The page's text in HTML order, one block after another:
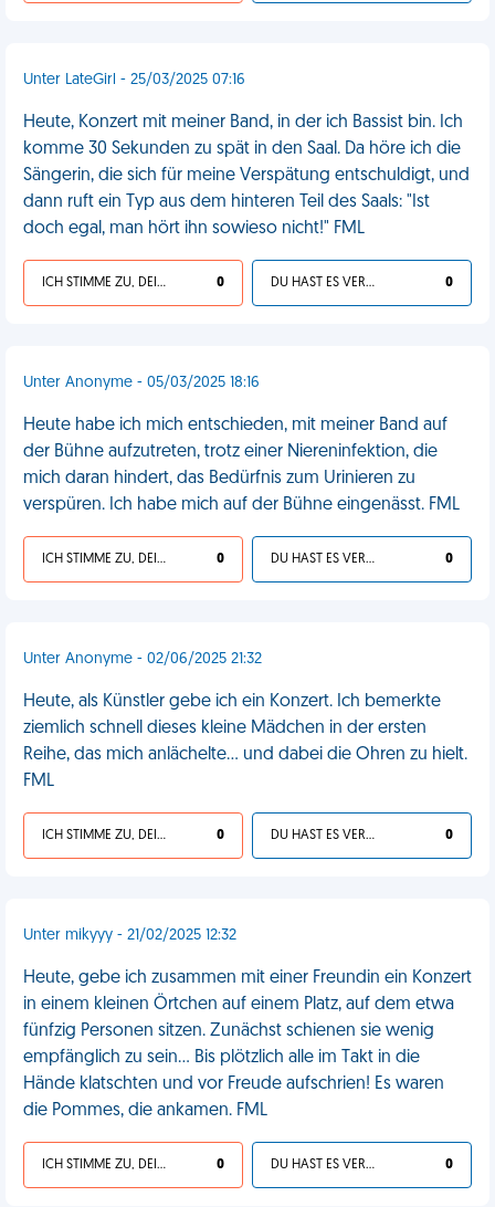
Unter LateGirl - 25/03/2025 07:16
Heute, Konzert mit meiner Band, in der ich Bassist bin. Ich
komme 30 Sekunden zu spät in den Saal. Da höre ich die
Sängerin, die sich für meine Verspätung entschuldigt, und
dann ruft ein Typ aus dem hinteren Teil des Saals: "Ist
doch egal, man hört ihn sowieso nicht!" FML
ICH STIMME ZU, DEIN LEBEN IST SCHEISSE 0 DU HAST ES VERDIENT 0
Unter Anonyme - 05/03/2025 18:16
Heute habe ich mich entschieden, mit meiner Band auf
der Bühne aufzutreten, trotz einer Niereninfektion, die
mich daran hindert, das Bedürfnis zum Urinieren zu
verspüren. Ich habe mich auf der Bühne eingenässt. FML
ICH STIMME ZU, DEIN LEBEN IST SCHEISSE 0 DU HAST ES VERDIENT 0
Unter Anonyme - 02/06/2025 21:32
Heute, als Künstler gebe ich ein Konzert. Ich bemerkte
ziemlich schnell dieses kleine Mädchen in der ersten
Reihe, das mich anlächelte... und dabei die Ohren zu hielt.
FML
ICH STIMME ZU, DEIN LEBEN IST SCHEISSE 0 DU HAST ES VERDIENT 0
Unter mikyyy - 21/02/2025 12:32
Heute, gebe ich zusammen mit einer Freundin ein Konzert
in einem kleinen Örtchen auf einem Platz, auf dem etwa
fünfzig Personen sitzen. Zunächst schienen sie wenig
empfänglich zu sein... Bis plötzlich alle im Takt in die
Hände klatschten und vor Freude aufschrien! Es waren
die Pommes, die ankamen. FML
ICH STIMME ZU, DEIN LEBEN IST SCHEISSE 0 DU HAST ES VERDIENT 0